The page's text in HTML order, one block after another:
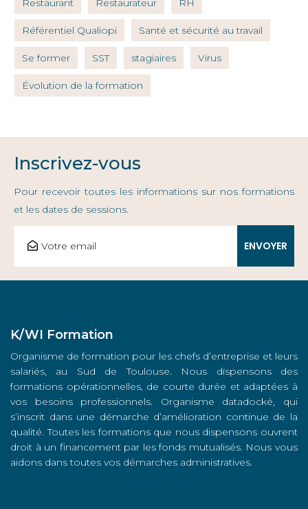
Restaurant Restaurateur RH
Référentiel Qualiopi Santé et sécurité au travail
Se former SST stagiaires Virus
Évolution de la formation
Inscrivez-vous
Pour recevoir toutes les informations sur nos formations
et les dates de sessions.
K/WI Formation
Organisme de formation pour les chefs d’entreprise et leurs
salariés, au Sud de Toulouse. Nous dispensons des
formations opérationnelles, de courte durée et adaptées à
vos besoins professionnels. Organisme datadocké, qui
s’inscrit dans une démarche d’amélioration continue de la
qualité. Toutes les formations que nous dispensons ouvrent
droit à un financement par les fonds mutualisés. Nous vous
aidons dans toutes vos démarches administratives.